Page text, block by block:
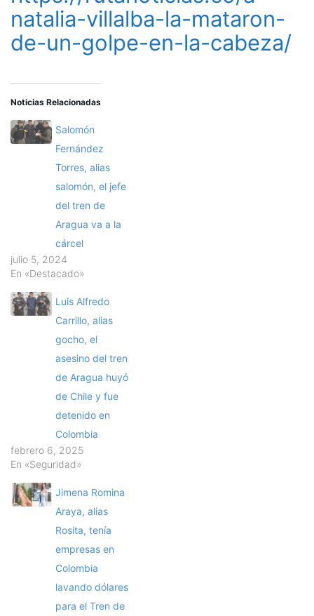
natalia-villalba-la-mataron-
de-un-golpe-en-la-cabeza/
Noticias Relacionadas
Salomón
Fernández
Torres, alias
salomón, el jefe
del tren de
Aragua va a la
cárcel
julio 5, 2024
En «Destacado»
Luis Alfredo
Carrillo, alias
gocho, el
asesino del tren
de Aragua huyó
de Chile y fue
detenido en
Colombia
febrero 6, 2025
En «Seguridad»
Jimena Romina
Araya, alias
Rosita, tenía
empresas en
Colombia
lavando dólares
para el Tren de